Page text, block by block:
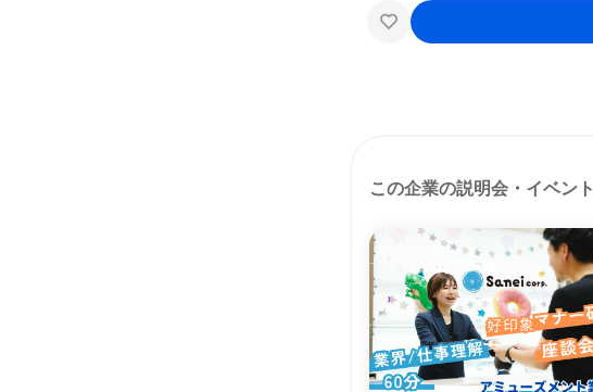
この企業の説明会・イベント